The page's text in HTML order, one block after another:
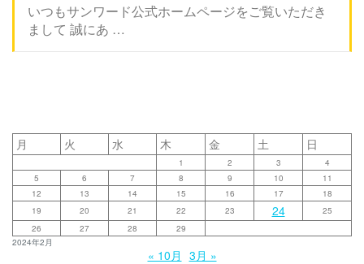
いつもサンワード公式ホームページをご覧いただき
まして 誠にあ …
2024年2月
月 火 水 木 金 土 日
1 2 3
4
5
6 7 8 9 10
11
12
13 14 15 16 17
18
19
20 21 22 23 24
25
26
27 28 29
« 10月 3月 »